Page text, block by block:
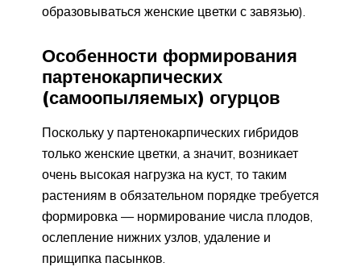
образовываться женские цветки с завязью).
Особенности формирования
партенокарпических
(самоопыляемых) огурцов
Поскольку у партенокарпических гибридов
только женские цветки, а значит, возникает
очень высокая нагрузка на куст, то таким
растениям в обязательном порядке требуется
формировка — нормирование числа плодов,
ослепление нижних узлов, удаление и
прищипка пасынков.